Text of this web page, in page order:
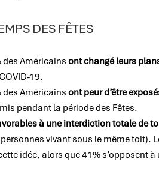
DES FÊTES
des Américainsont changé leurs
19.
des Américainsont peur d’être
pendant la période des Fêtes.
à une interdiction totale de
personnes vivant sous le même toit).
idée, alors que 41% s’opposent